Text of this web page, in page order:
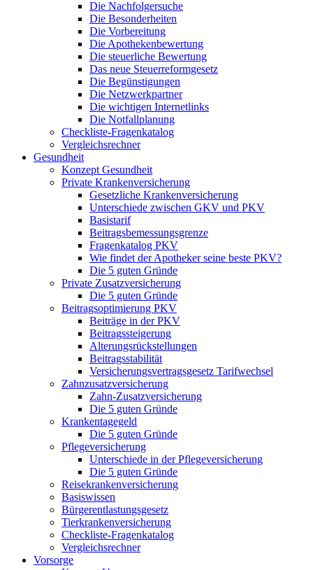
Die Nachfolgersuche
Die Besonderheiten
Die Vorbereitung
Die Apothekenbewertung
Die steuerliche Bewertung
Das neue Steuerreformgesetz
Die Begünstigungen
Die Netzwerkpartner
Die wichtigen Internetlinks
Die Notfallplanung
Checkliste-Fragenkatalog
Vergleichsrechner
Gesundheit
Konzept Gesundheit
Private Krankenversicherung
Gesetzliche Krankenversicherung
Unterschiede zwischen GKV und PKV
Basistarif
Beitragsbemessungsgrenze
Fragenkatalog PKV
Wie findet der Apotheker seine beste PKV?
Die 5 guten Gründe
Private Zusatzversicherung
Die 5 guten Gründe
Beitragsoptimierung PKV
Beiträge in der PKV
Beitragssteigerung
Alterungsrückstellungen
Beitragsstabilität
Versicherungsvertragsgesetz Tarifwechsel
Zahnzusatzversicherung
Zahn-Zusatzversicherung
Die 5 guten Gründe
Krankentagegeld
Die 5 guten Gründe
Pflegeversicherung
Unterschiede in der Pflegeversicherung
Die 5 guten Gründe
Reisekrankenversicherung
Basiswissen
Bürgerentlastungsgesetz
Tierkrankenversicherung
Checkliste-Fragenkatalog
Vergleichsrechner
Vorsorge